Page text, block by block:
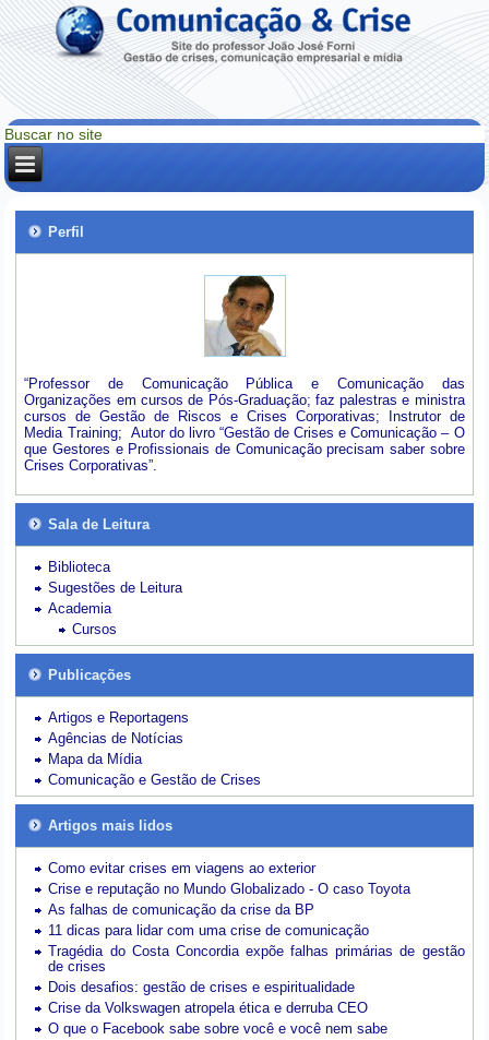
Perfil
“Professor de Comunicação Pública e Comunicação das
Organizações em cursos de Pós-Graduação; faz palestras e ministra
cursos de Gestão de Riscos e Crises Corporativas; Instrutor de
Media Training; Autor do livro “Gestão de Crises e Comunicação – O
que Gestores e Profissionais de Comunicação precisam saber sobre
Crises Corporativas”.
Sala de Leitura
Biblioteca
Sugestões de Leitura
Academia
Cursos
Publicações
Artigos e Reportagens
Agências de Notícias
Mapa da Mídia
Comunicação e Gestão de Crises
Artigos mais lidos
Como evitar crises em viagens ao exterior
Crise e reputação no Mundo Globalizado - O caso Toyota
As falhas de comunicação da crise da BP
11 dicas para lidar com uma crise de comunicação
Tragédia do Costa Concordia expõe falhas primárias de gestão
de crises
Dois desafios: gestão de crises e espiritualidade
Crise da Volkswagen atropela ética e derruba CEO
O que o Facebook sabe sobre você e você nem sabe